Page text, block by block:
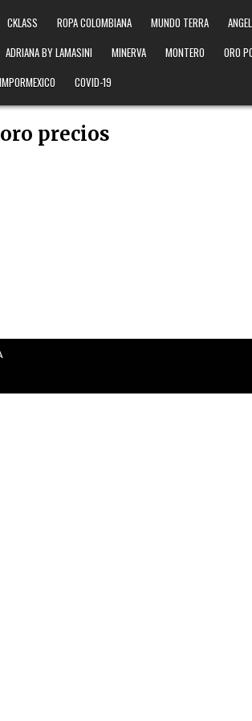
CKLASS ROPA COLOMBIANA MUNDO TERRA
ADRIANA BY LAMASINI MINERVA MONTERO ORO
IMPORMEXICO COVID-19
precios